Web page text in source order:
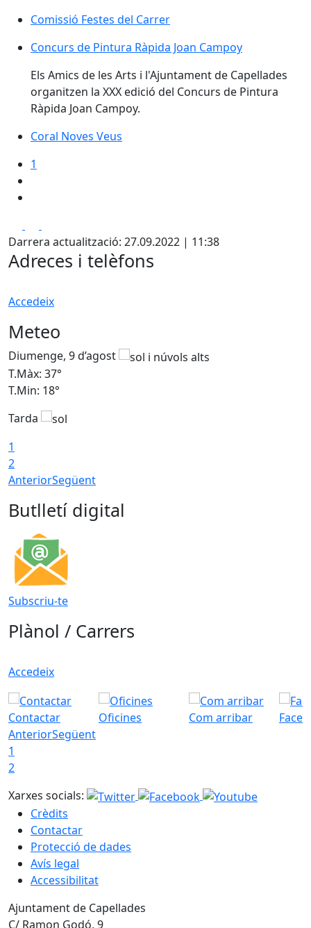
Comissió Festes del Carrer
Comissió Festes del Carrer
Concurs de Pintura Ràpida Joan Campoy
Concurs de Pintura Ràpida Joan Campoy
Els Amics de les Arts i l'Ajuntament de Capellades
organitzen la XXX edició del Concurs de Pintura
Ràpida Joan Campoy.
Coral Noves Veus
Coral Noves Veus
1
Darrera actualització: 27.09.2022 | 11:38
Adreces i telèfons
Accedeix
Meteo
Diumenge, 9 d’agost
T.Màx: 37°
T.Min: 18°
Tarda
1
2
AnteriorSegüent
Butlletí digital
Subscriu-te
Plànol / Carrers
Accedeix
Contactar Oficines Com arribar
AnteriorSegüent
1
2
Xarxes socials:
Crèdits
Contactar
Protecció de dades
Avís legal
Accessibilitat
Ajuntament de Capellades
C/ Ramon Godó, 9